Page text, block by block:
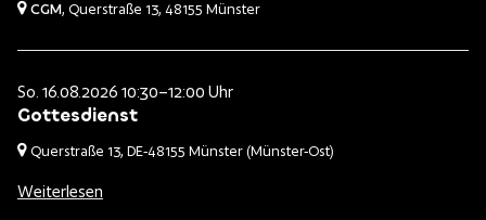
CGM, Querstraße 13, 48155 Münster
So. 16.08.2026 10:30–12:00 Uhr
Gottesdienst
Querstraße 13, DE-48155 Münster (Münster-Ost)
Weiterlesen